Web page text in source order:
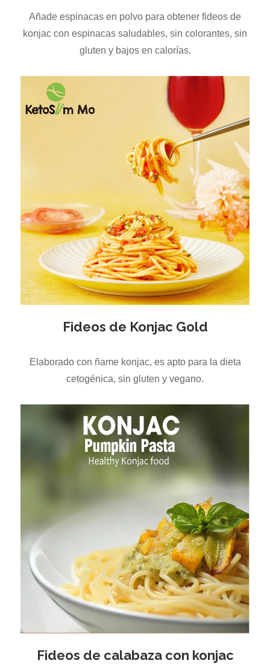
Añade espinacas en polvo para obtener fideos de
konjac con espinacas saludables, sin colorantes, sin
gluten y bajos en calorías.
Fideos de Konjac Gold
Elaborado con ñame konjac, es apto para la dieta
cetogénica, sin gluten y vegano.
Fideos de calabaza con konjac